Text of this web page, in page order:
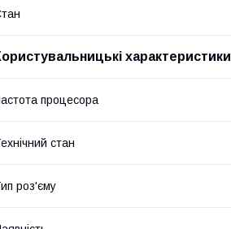
характеристики
процесора
стан
роз'єму